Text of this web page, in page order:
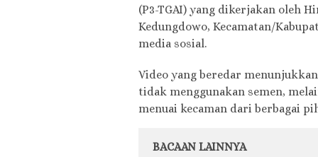
(P3-TGAI) yang dikerjakan oleh
Kedungdowo, Kecamatan/
media sosial.
Video yang beredar
tidak menggunakan semen,
menuai kecaman dari berbagai
BACAAN LAINNYA